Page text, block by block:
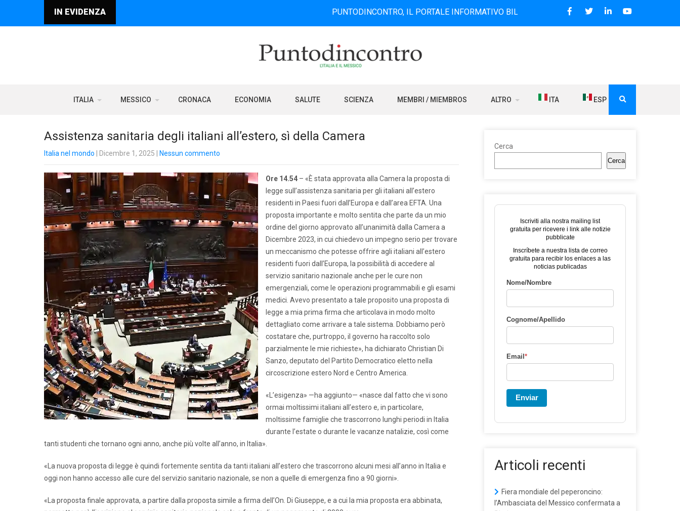
IN EVIDENZA PUNTODINCONTRO, IL PORTALE INFORMATIVO BILINGUE CHE DAL 2006 DIFFONDE NOTIZIE SUI
ITALIA MESSICO CRONACA ECONOMIA SALUTE SCIENZA MEMBRI / MIEMBROS ALTRO ITA ESP
Assistenza sanitaria degli italiani all’estero, sì della Camera
Italia nel mondo | Dicembre 1, 2025 Nessun commento
Ore 14.54 – «È stata approvata alla Camera la proposta di
legge sull’assistenza sanitaria per gli italiani all’estero
residenti in Paesi fuori dall’Europa e dall’area EFTA. Una
proposta importante e molto sentita che parte da un mio
ordine del giorno approvato all’unanimità dalla Camera a
Dicembre 2023, in cui chiedevo un impegno serio per trovare
un meccanismo che potesse offrire agli italiani all’estero
residenti fuori dall’Europa, la possibilità di accedere al
servizio sanitario nazionale anche per le cure non
emergenziali, come le operazioni programmabili e gli esami
medici. Avevo presentato a tale proposito una proposta di
legge a mia prima firma che articolava in modo molto
dettagliato come arrivare a tale sistema. Dobbiamo però
costatare che, purtroppo, il governo ha raccolto solo
parzialmente le mie richieste», ha dichiarato Christian Di
Sanzo, deputato del Partito Democratico eletto nella
circoscrizione estero Nord e Centro America.
«L’esigenza» —ha aggiunto— «nasce dal fatto che vi sono
ormai moltissimi italiani all’estero e, in particolare,
moltissime famiglie che trascorrono lunghi periodi in Italia
durante l’estate o durante le vacanze natalizie, così come
tanti studenti che tornano ogni anno, anche più volte all’anno, in Italia».
«La nuova proposta di legge è quindi fortemente sentita da tanti italiani all’estero che trascorrono alcuni mesi all’anno in Italia e
oggi non hanno accesso alle cure del servizio sanitario nazionale, se non a quelle di emergenza fino a 90 giorni».
«La proposta finale approvata, a partire dalla proposta simile a firma dell’On. Di Giuseppe, e a cui la mia proposta era abbinata,
Cerca
Cerca
Iscriviti alla nostra mailing list
gratuita per ricevere i link alle notizie
pubblicate
Inscríbete a nuestra lista de correo
gratuita para recibir los enlaces a las
noticias publicadas
Nome/Nombre
Cognome/Apellido
Email *
Enviar
Articoli recenti
Fiera mondiale del peperoncino:
l’Ambasciata del Messico confermata a